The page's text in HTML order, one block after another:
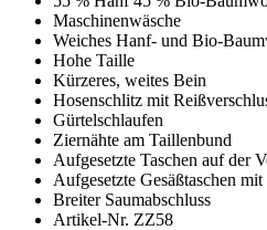
Maschinenwäsche
Weiches Hanf- und Bio-
Hohe Taille
Kürzeres, weites Bein
Hosenschlitz mit
Gürtelschlaufen
Ziernähte am Taillenbund
Aufgesetzte Taschen auf der
Aufgesetzte Gesäßtaschen
Breiter Saumabschluss
Artikel-Nr. ZZ58